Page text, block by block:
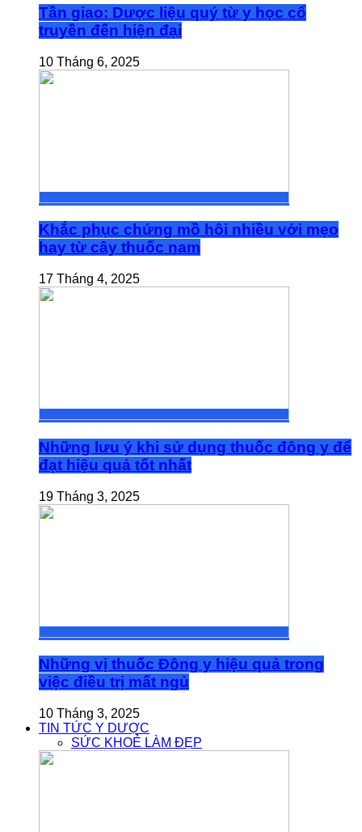
Tần giao: Dược liệu quý từ y học cổ
truyền đến hiện đại
10 Tháng 6, 2025
Khắc phục chứng mồ hôi nhiều với mẹo
hay từ cây thuốc nam
17 Tháng 4, 2025
Những lưu ý khi sử dụng thuốc đông y để
đạt hiệu quả tốt nhất
19 Tháng 3, 2025
Những vị thuốc Đông y hiệu quả trong
việc điều trị mất ngủ
10 Tháng 3, 2025
TIN TỨC Y DƯỢC
SỨC KHOẺ LÀM ĐẸP